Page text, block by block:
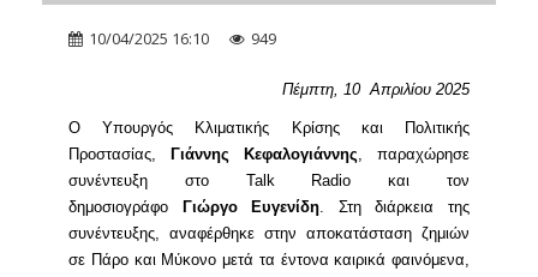
10/04/2025 16:10 949
Πέμπτη, 10 Απριλίου 2025
Ο Υπουργός Κλιματικής Κρίσης και Πολιτικής
Προστασίας,
Γιάννης Κεφαλογιάννης, παραχώρησε
συνέντευξη στο Talk Radio και τον
δημοσιογράφο
Γιώργο Ευγενίδη. Στη διάρκεια της
συνέντευξης, αναφέρθηκε στην αποκατάσταση ζημιών
σε Πάρο και Μύκονο μετά τα έντονα καιρικά φαινόμενα,